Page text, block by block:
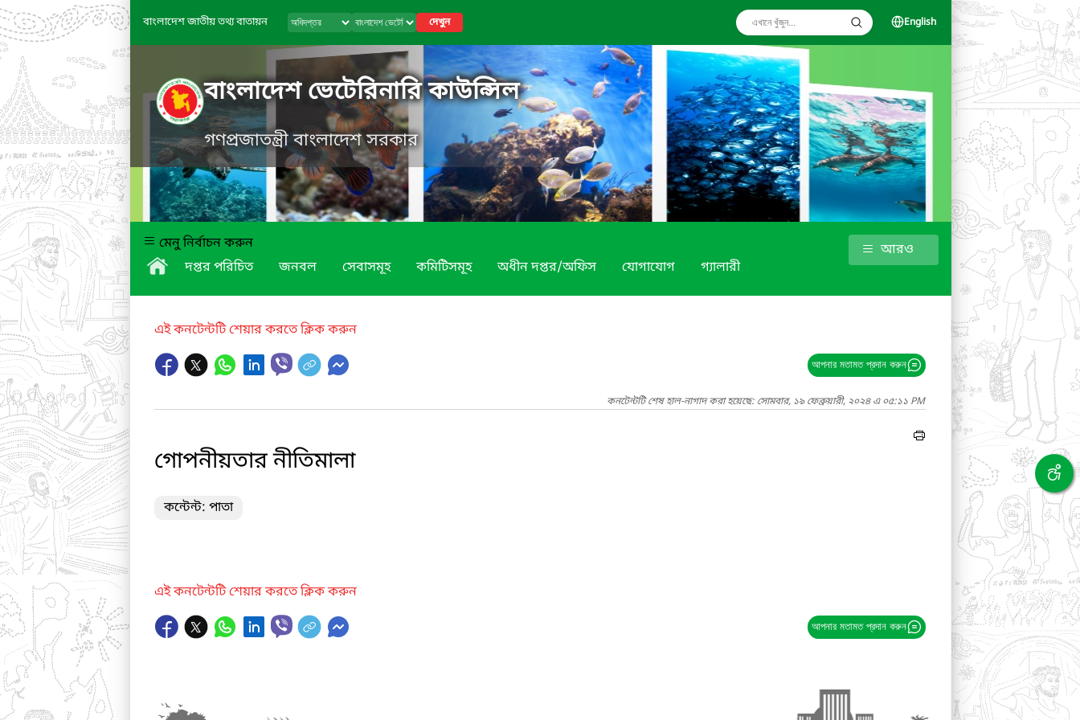
বাংলাদেশ জাতীয় তথ্য বাতায়ন দেখুন English
বাংলাদেশ ভেটেরিনারি কাউন্সিল
গণপ্রজাতন্ত্রী বাংলাদেশ সরকার
মেনু নির্বাচন করুন
দপ্তর পরিচিত
জনবল সেবাসমূহ কমিটিসমূহ অধীন দপ্তর/অফিস যোগাযোগ গ্যালারী
আরও
এই কনটেন্টটি শেয়ার করতে ক্লিক করুন
আপনার মতামত প্রদান করুন
কনটেন্টটি শেষ হাল-নাগাদ করা হয়েছে: সোমবার, ১৯ ফেব্রুয়ারী, ২০২৪ এ ০৫:১১ PM
গোপনীয়তার নীতিমালা
কন্টেন্ট: পাতা
এই কনটেন্টটি শেয়ার করতে ক্লিক করুন
আপনার মতামত প্রদান করুন